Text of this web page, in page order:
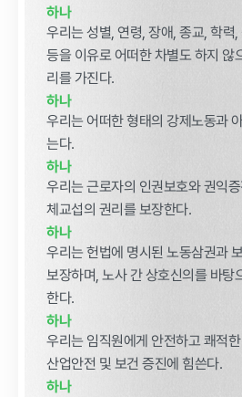
자료실
정보공개
경영공시
경영목표 및
운영계획
재무현황
임원 및 운영
인력 현황
행정정보공개
업무추진비
하나
우리는 성별, 연령, 장애, 종교, 학력,
등을 이유로 어떠한 차별도 하지 않
리를 가진다.
하나
우리는 어떠한 형태의 강제노동과
는다.
하나
우리는 근로자의 인권보호와 권익
체교섭의 권리를 보장한다.
하나
우리는 헌법에 명시된 노동삼권과
보장하며, 노사 간 상호신의를 바탕
한다.
하나
우리는 임직원에게 안전하고 쾌적
산업안전 및 보건 증진에 힘쓴다.
하나